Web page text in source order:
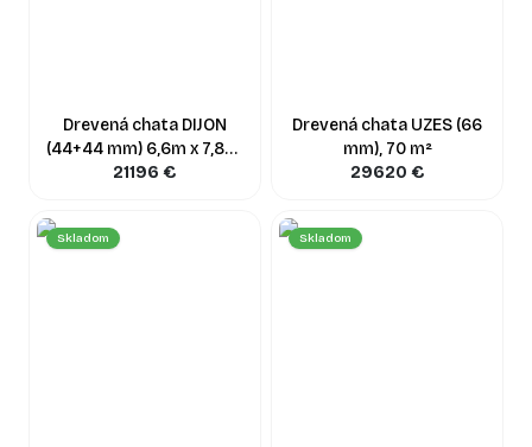
Drevená chata DIJON
(44+44 mm) 6,6m x 7,8m,
44 m²
21196 €
Drevená chata UZES (66
mm), 70 m²
29620 €
Skladom Skladom